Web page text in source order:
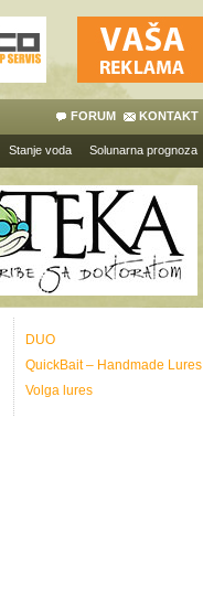
FORUM KONTAKT
Stanje voda Solunarna prognoza
DUO
QuickBait – Handmade Lures
Volga lures